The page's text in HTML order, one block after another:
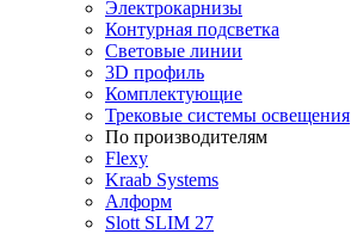
Электрокарнизы
Контурная подсветка
Световые линии
3D профиль
Комплектующие
Трековые системы освещения
По производителям
Flexy
Kraab Systems
Алформ
Slott SLIM 27